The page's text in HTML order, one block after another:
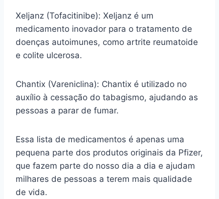
Xeljanz (Tofacitinibe): Xeljanz é um
medicamento inovador para o tratamento de
doenças autoimunes, como artrite reumatoide
e colite ulcerosa.
Chantix (Vareniclina): Chantix é utilizado no
auxílio à cessação do tabagismo, ajudando as
pessoas a parar de fumar.
Essa lista de medicamentos é apenas uma
pequena parte dos produtos originais da Pfizer,
que fazem parte do nosso dia a dia e ajudam
milhares de pessoas a terem mais qualidade
de vida.